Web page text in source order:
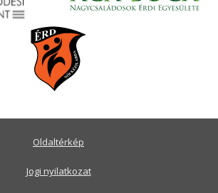
Oldaltérkép
Jogi nyilatkozat